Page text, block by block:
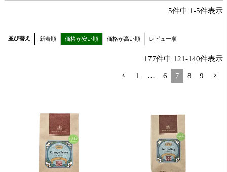
5件中 1-5件表示
並び替え 新着順 価格が安い順 価格が高い順 レビュー順
177件中 121-140件表示
1 … 6 7 8 9